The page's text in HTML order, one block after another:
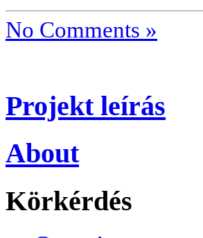
No Comments »
Projekt leírás
About
Körkérdés